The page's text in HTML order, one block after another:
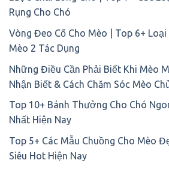
Rụng Cho Chó
Vòng Đeo Cổ Cho Mèo | Top 6+
Mèo 2 Tác Dụng
Những Điều Cần Phải Biết Khi Mèo
Nhận Biết & Cách Chăm Sóc Mèo
Top 10+ Bánh Thưởng Cho Chó
Nhất Hiện Nay
Top 5+ Các Mẫu Chuồng Cho Mèo
Siêu Hot Hiện Nay